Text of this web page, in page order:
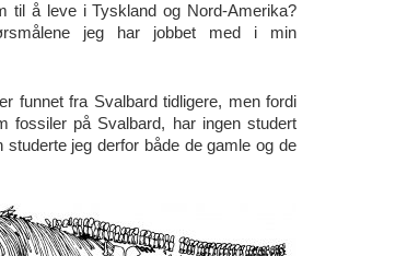
til å leve i Tyskland og Nord-Amerika?
jeg har jobbet med i min
funnet fra Svalbard tidligere, men fordi
fossiler på Svalbard, har ingen studert
jeg derfor både de gamle og de